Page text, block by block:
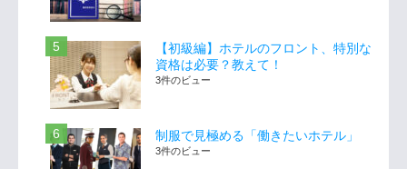
【初級編】ホテルのフロント、特別な
資格は必要？教えて！
3件のビュー
制服で見極める「働きたいホテル」
3件のビュー